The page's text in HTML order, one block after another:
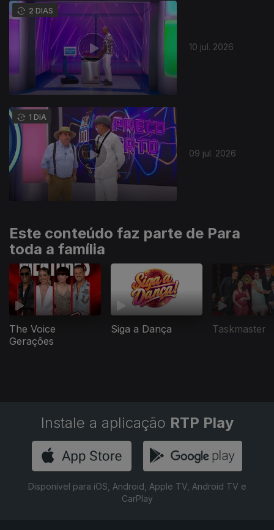
2 DIAS
10 jul. 2026
1 DIA
09 jul. 2026
941453
Este conteúdo faz parte de Para
toda a família
The Voice
Gerações
Siga a Dança Taskmaster
Instale a aplicação RTP Play
Disponível para iOS, Android, Apple TV, Android TV e
CarPlay